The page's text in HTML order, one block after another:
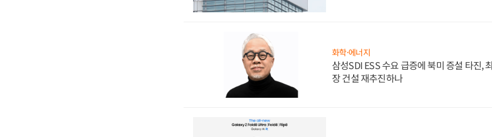
화학·에너지
삼성SDI ESS 수요 급증에 북미 증설 타진,
장 건설 재추진하나